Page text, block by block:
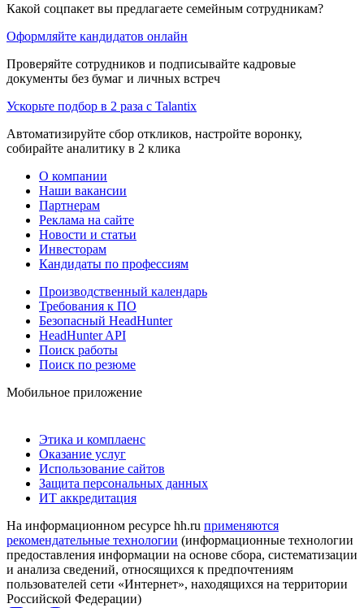
Какой соцпакет вы предлагаете семейным сотрудникам?
Оформляйте кандидатов онлайн
Проверяйте сотрудников и подписывайте кадровые
документы без бумаг и личных встреч
Ускорьте подбор в 2 раза с Talantix
Автоматизируйте сбор откликов, настройте воронку,
собирайте аналитику в 2 клика
О компании
Наши вакансии
Партнерам
Реклама на сайте
Новости и статьи
Инвесторам
Кандидаты по профессиям
Производственный календарь
Требования к ПО
Безопасный HeadHunter
HeadHunter API
Поиск работы
Поиск по резюме
Мобильное приложение
Этика и комплаенс
Оказание услуг
Использование сайтов
Защита персональных данных
ИТ аккредитация
На информационном ресурсе hh.ru применяются
рекомендательные технологии (информационные технологии
предоставления информации на основе сбора, систематизации
и анализа сведений, относящихся к предпочтениям
пользователей сети «Интернет», находящихся на территории
Российской Федерации)